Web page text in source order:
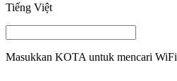
Tiếng Việt
Masukkan KOTA untuk mencari WiFi